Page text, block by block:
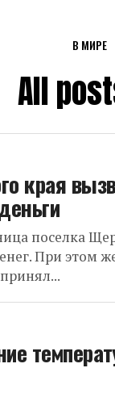
В МИРЕ
All
края
поселка
При этом